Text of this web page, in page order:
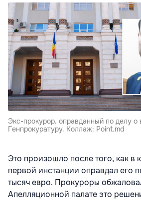
Экс-прокурор, оправданный по делу о
Генпрокуратуру. Коллаж: Point.md
Это произошло после того, как в
первой инстанции оправдал его
тысяч евро. Прокуроры
Апелляционной палате это